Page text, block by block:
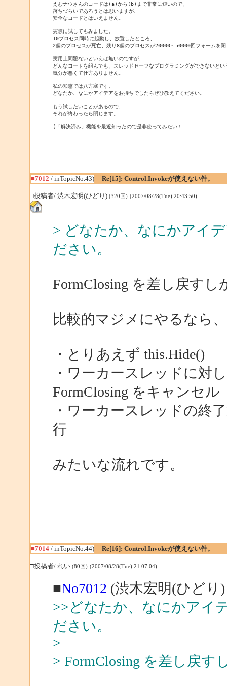
えむナウさんのコードは(a)から(b)まで非常に短いので、
落ちづらいであろうとは思いますが、
安全なコードとはいえません。
実際に試してもみました。
10プロセス同時に起動し、放置したところ、
2個のプロセスが死亡、残り8個のプロセスが20000～50000回フォームを
実用上問題ないといえば無いのですが、
どんなコードを組んでも、スレッドセーフなプログラミングができないとい
気分が悪くて仕方ありません。
私の知恵では八方塞です。
どなたか、なにかアイデアをお持ちでしたらぜひ教えてください。
もう試したいことがあるので、
それが終わったら閉じます。
(「解決済み」機能を最近知ったので是非使ってみたい！
■7012 / inTopicNo.43) Re[15]: Control.Invokeが使えない件。
□投稿者/ 渋木宏明(ひどり) (320回)-(2007/08/28(Tue) 20:43:50)
> どなたか、なにかアイ
ださい。
FormClosing を差し戻すし
比較的マジメにやるなら
・とりあえず this.Hide()
・ワーカースレッドに対
FormClosing をキャンセル
・ワーカースレッドの終
行
みたいな流れです。
■7014/ inTopicNo.44) Re[16]: Control.Invokeが使えない件。
□投稿者/ れい (80回)-(2007/08/28(Tue) 21:07:04)
■No7012 (渋木宏明(ひどり
>>どなたか、なにかアイ
ださい。
>
> FormClosing を差し戻す